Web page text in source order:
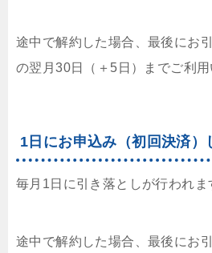
途中で解約した場合、最後にお
の翌月30日（＋5日）までご利用
1日にお申込み（初回決済）
毎月1日に引き落としが行われま
途中で解約した場合、最後にお